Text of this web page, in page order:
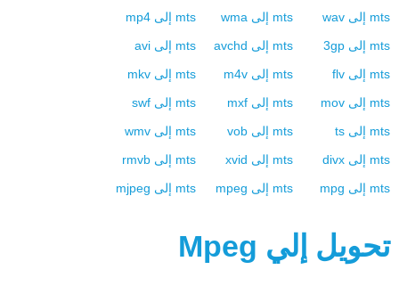
mts إلى wav
mts إلى wma
mts إلى mp4
mts إلى 3gp
mts إلى avchd
mts إلى avi
mts إلى flv
mts إلى m4v
mts إلى mkv
mts إلى mov
mts إلى mxf
mts إلى swf
mts إلى ts
mts إلى vob
mts إلى wmv
mts إلى divx
mts إلى xvid
mts إلى rmvb
mts إلى mpg
mts إلى mpeg
mts إلى mjpeg
تحويل إلي Mpeg